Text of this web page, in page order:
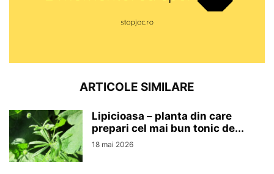
ARTICOLE SIMILARE
Lipicioasa – planta din care
prepari cel mai bun tonic de...
18 mai 2026